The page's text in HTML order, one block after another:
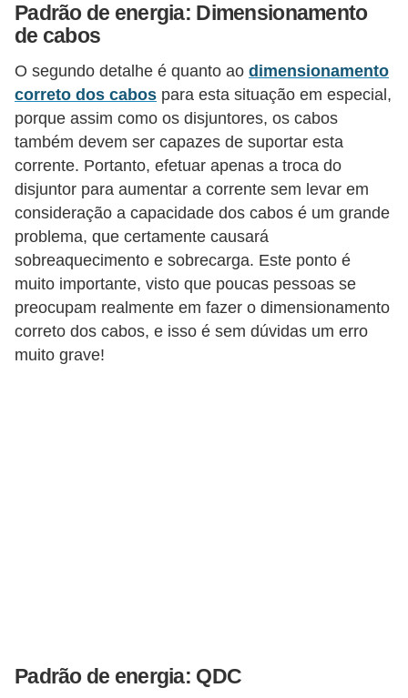
Padrão de energia: Dimensionamento
de cabos
O segundo detalhe é quanto ao dimensionamento
correto dos cabos para esta situação em especial,
porque assim como os disjuntores, os cabos
também devem ser capazes de suportar esta
corrente. Portanto, efetuar apenas a troca do
disjuntor para aumentar a corrente sem levar em
consideração a capacidade dos cabos é um grande
problema, que certamente causará
sobreaquecimento e sobrecarga. Este ponto é
muito importante, visto que poucas pessoas se
preocupam realmente em fazer o dimensionamento
correto dos cabos, e isso é sem dúvidas um erro
muito grave!
Padrão de energia: QDC
o
i
d
a
d
e
s
s
o
b
r
e
e